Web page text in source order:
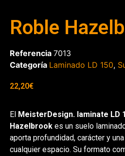
Roble
Referencia 7013
Categoría Laminado LD 150,
22,20€
El MeisterDesign. laminate LD
Hazelbrook es un suelo
aporta profundidad, carácter y
cualquier espacio. Su formato